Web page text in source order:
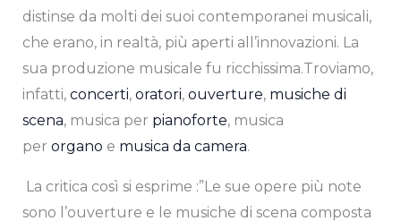
distinse da molti dei suoi contemporanei musicali,
che erano, in realtà, più aperti all’innovazioni. La
sua produzione musicale fu ricchissima.Troviamo,
infatti, concerti, oratori, ouverture, musiche di
scena, musica per pianoforte, musica
per organo e musica da camera.
La critica così si esprime :”Le sue opere più note
sono l’ouverture e le musiche di scena composta